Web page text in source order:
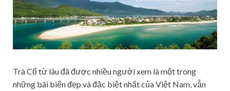
Trà Cổ từ lâu đã được nhiều người xem là một trong
những bãi biển đẹp và đặc biệt nhất của Việt Nam, vẫn